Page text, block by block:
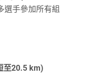
選手參加所有組
至20.5 km)